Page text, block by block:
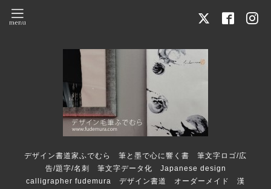
デザイン書道家ふでむら 筆と墨で心に響く書 筆文字ロゴ/広
告/題字/名刺 筆文字データ化 Japanese design
calligrapher fudemura デザイン書道 オーダーメイド 漢